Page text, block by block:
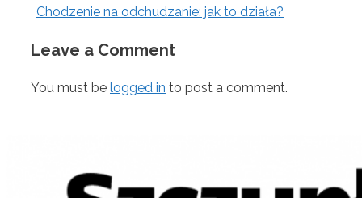
Chodzenie na odchudzanie: jak to działa?
Leave a Comment
You must be logged in to post a comment.